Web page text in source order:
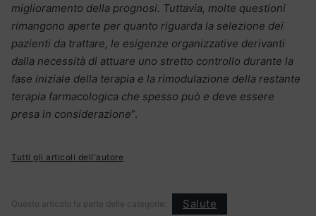
miglioramento della prognosi. Tuttavia, molte questioni
rimangono aperte per quanto riguarda la selezione dei
pazienti da trattare, le esigenze organizzative derivanti
dalla necessità di attuare uno stretto controllo durante la
fase iniziale della terapia e la rimodulazione della restante
terapia farmacologica che spesso può e deve essere
presa in considerazione”.
Tutti gli articoli dell'autore
Questo articolo fa parte delle categorie: Salute